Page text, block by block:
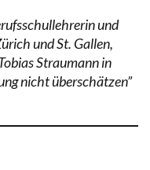
und
und St. Gallen,
Straumann in
nicht überschätzen”